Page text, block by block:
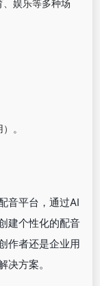
、娱乐等多种场
。
音平台，通过AI
建个性化的配音
作者还是企业用
决方案。